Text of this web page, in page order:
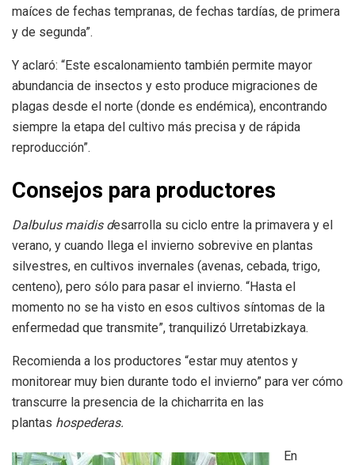
maíces de fechas tempranas, de fechas tardías, de primera
y de segunda”.
Y aclaró: “Este escalonamiento también permite mayor
abundancia de insectos y esto produce migraciones de
plagas desde el norte (donde es endémica), encontrando
siempre la etapa del cultivo más precisa y de rápida
reproducción”.
Consejos para productores
Dalbulus maidis desarrolla su ciclo entre la primavera y el
verano, y cuando llega el invierno sobrevive en plantas
silvestres, en cultivos invernales (avenas, cebada, trigo,
centeno), pero sólo para pasar el invierno. “Hasta el
momento no se ha visto en esos cultivos síntomas de la
enfermedad que transmite”, tranquilizó Urretabizkaya.
Recomienda a los productores “estar muy atentos y
monitorear muy bien durante todo el invierno” para ver cómo
transcurre la presencia de la chicharrita en las
plantas hospederas.
En